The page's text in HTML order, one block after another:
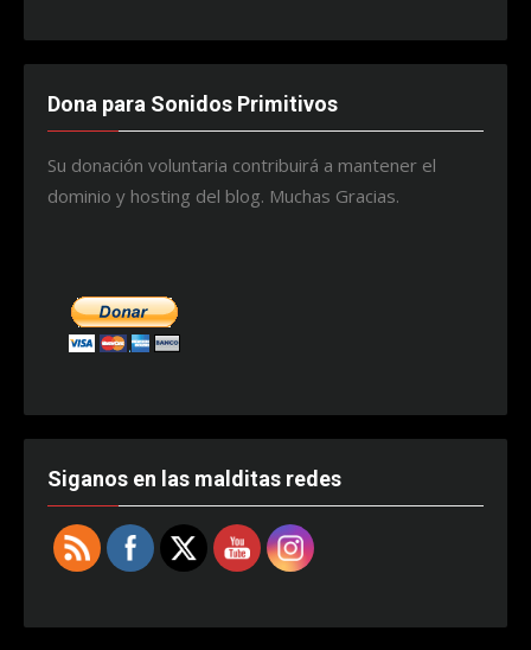
Dona para Sonidos Primitivos
Su donación voluntaria contribuirá a mantener el
dominio y hosting del blog. Muchas Gracias.
Siganos en las malditas redes